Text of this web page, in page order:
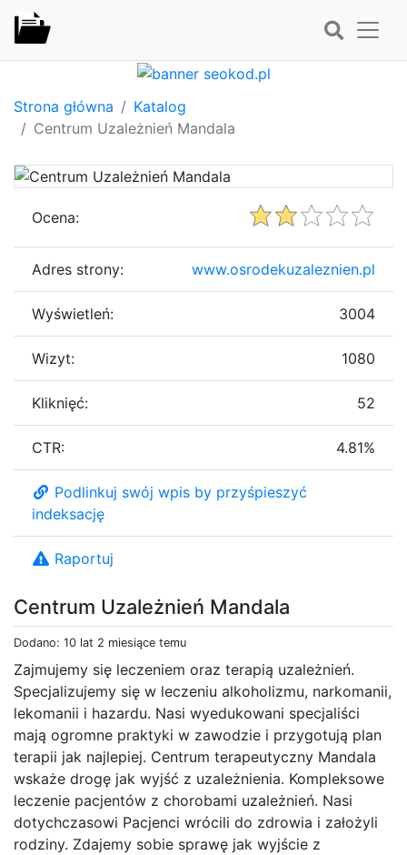
Strona główna
Katalog
Centrum Uzależnień Mandala
Centrum Uzależnień Mandala
Dodano: 10 lat 2 miesiące temu
Zajmujemy się leczeniem oraz terapią uzależnień.
Specjalizujemy się w leczeniu alkoholizmu, narkomanii,
lekomanii i hazardu. Nasi wyedukowani specjaliści
mają ogromne praktyki w zawodzie i przygotują plan
terapii jak najlepiej. Centrum terapeutyczny Mandala
wskaże drogę jak wyjść z uzależnienia. Kompleksowe
leczenie pacjentów z chorobami uzależnień. Nasi
dotychczasowi Pacjenci wrócili do zdrowia i założyli
rodziny. Zdajemy sobie sprawę jak wyjście z
Ocena:
Adres strony: www.osrodekuzaleznien.pl
Wyświetleń: 3004
Wizyt: 1080
Kliknięć: 52
CTR: 4.81%
Podlinkuj swój wpis by przyśpieszyć
indeksację
Raportuj